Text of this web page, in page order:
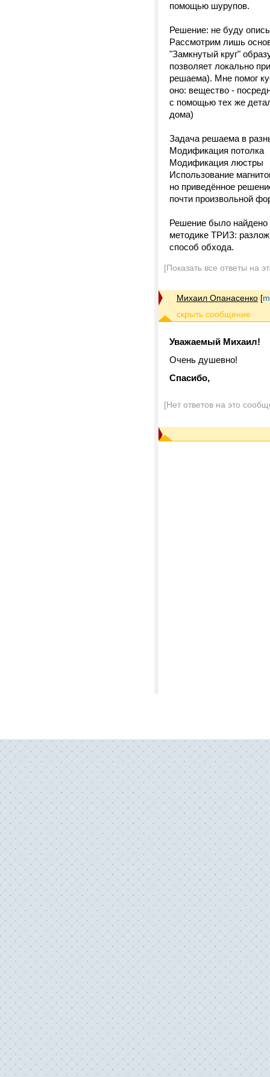
помощью шурупов.
Решение: не буду
Рассмотрим лишь
"Замкнутый круг"
позволяет локально
решаема). Мне помог
оно: вещество -
с помощью тех же
дома)
Задача решаема в
Модификация потолка
Модификация люстры
Использование
но приведённое
почти произвольной
Решение было найдено
методике ТРИЗ:
способ обхода.
[Показать все ответы на
Михаил Опанасенко [
Уважаемый Михаил!
Очень душевно!
Спасибо,
[Нет ответов на это